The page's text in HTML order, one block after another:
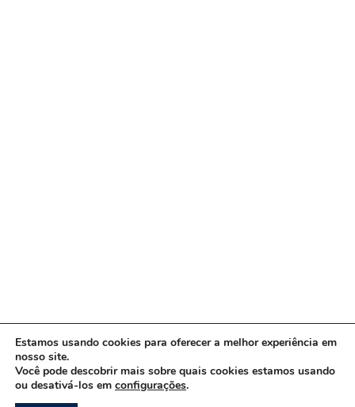
Copyright © 2026 www.ACORDA DF
Estamos usando cookies para oferecer a melhor experiência em
nosso site.
Você pode descobrir mais sobre quais cookies estamos usando
ou desativá-los em configurações.